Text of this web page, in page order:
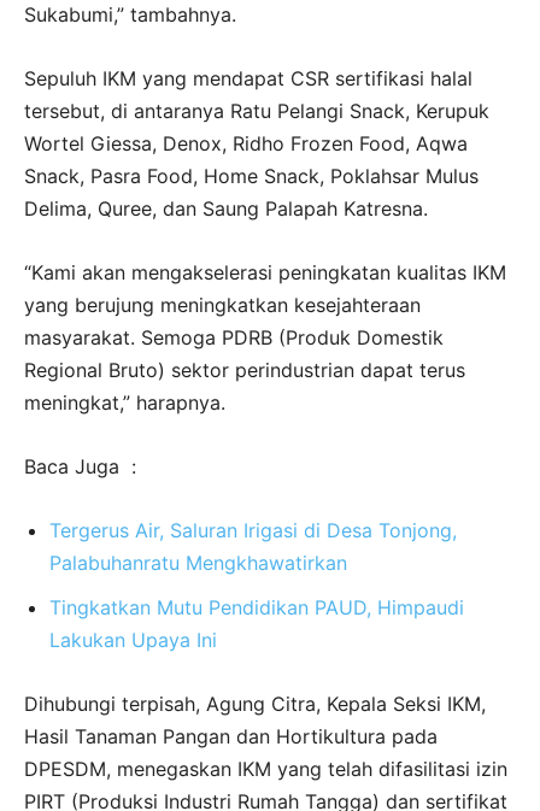
Sukabumi,” tambahnya.
Sepuluh IKM yang mendapat CSR sertifikasi halal
tersebut, di antaranya Ratu Pelangi Snack, Kerupuk
Wortel Giessa, Denox, Ridho Frozen Food, Aqwa
Snack, Pasra Food, Home Snack, Poklahsar Mulus
Delima, Quree, dan Saung Palapah Katresna.
“Kami akan mengakselerasi peningkatan kualitas IKM
yang berujung meningkatkan kesejahteraan
masyarakat. Semoga PDRB (Produk Domestik
Regional Bruto) sektor perindustrian dapat terus
meningkat,” harapnya.
Baca Juga :
Tergerus Air, Saluran Irigasi di Desa Tonjong,
Palabuhanratu Mengkhawatirkan
Tingkatkan Mutu Pendidikan PAUD, Himpaudi
Lakukan Upaya Ini
Dihubungi terpisah, Agung Citra, Kepala Seksi IKM,
Hasil Tanaman Pangan dan Hortikultura pada
DPESDM, menegaskan IKM yang telah difasilitasi izin
PIRT (Produksi Industri Rumah Tangga) dan sertifikat